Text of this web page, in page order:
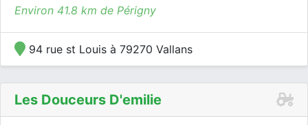
Environ 41.8 km de Périgny
94 rue st Louis à 79270 Vallans
Les Douceurs D'emilie